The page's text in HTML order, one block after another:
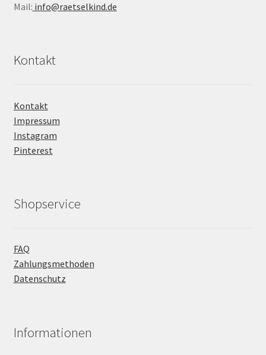
Mail: info@raetselkind.de
Kontakt
Kontakt
Impressum
Instagram
Pinterest
Shopservice
FAQ
Zahlungsmethoden
Datenschutz
Informationen